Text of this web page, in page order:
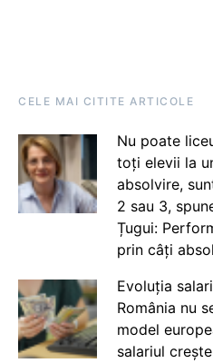
CELE MAI CITITE ARTICOLE
Nu poate
toți elevii la
absolvire,
2 sau 3,
Țugui:
prin câți
Evoluția
România nu
model
salariul